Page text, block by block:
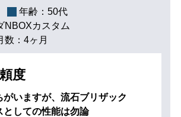
年齢： 50代
NBOXカスタム
数： 4ヶ月
度
がいますが、流石ブリザック
としての性能は勿論